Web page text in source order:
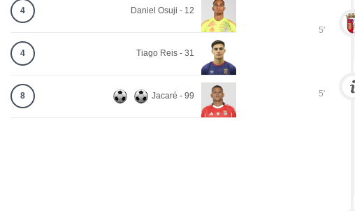
5'
5'
4 Daniel Osuji - 12
4 Tiago Reis - 31
8 Jacaré - 99